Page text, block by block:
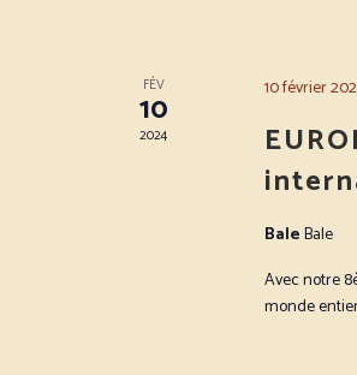
FÉV
10
2024
10 février
BaleBale
Avec notre
monde